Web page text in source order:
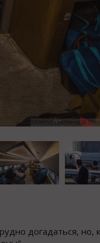
догадаться, но,